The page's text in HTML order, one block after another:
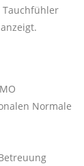
Tauchfühler
Normale